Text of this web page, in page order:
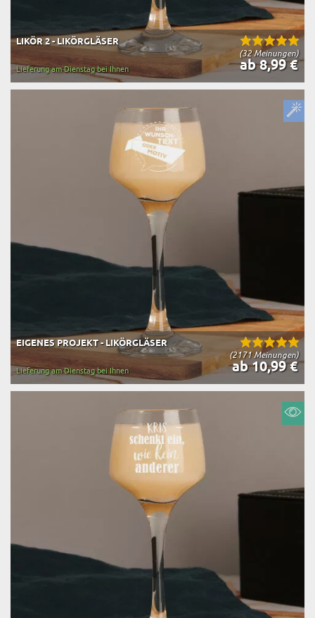
(32 Meinungen)
LIKÖR 2 - LIKÖRGLÄSER
ab 8,99 €
Lieferung am Dienstag bei Ihnen
(2171 Meinungen)
EIGENES PROJEKT - LIKÖRGLÄSER
ab 10,99 €
Lieferung am Dienstag bei Ihnen